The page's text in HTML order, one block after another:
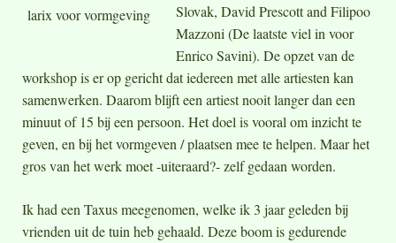
larix voor vormgeving
Slovak, David Prescott and Filipoo
Mazzoni (De laatste viel in voor
Enrico Savini). De opzet van de
workshop is er op gericht dat iedereen met alle artiesten kan
samenwerken. Daarom blijft een artiest nooit langer dan een
minuut of 15 bij een persoon. Het doel is vooral om inzicht te
geven, en bij het vormgeven / plaatsen mee te helpen. Maar het
gros van het werk moet -uiteraard?- zelf gedaan worden.
Ik had een Taxus meegenomen, welke ik 3 jaar geleden bij
vrienden uit de tuin heb gehaald. Deze boom is gedurende